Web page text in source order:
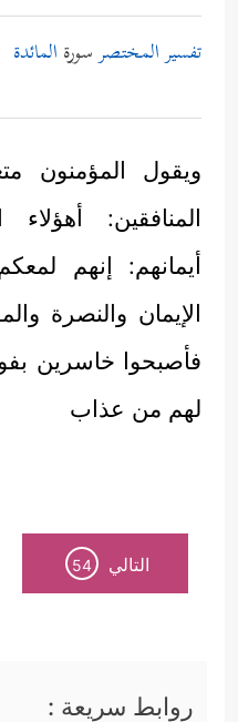
تفسير المختصرسورة المائدة
ويقول المؤمنون
المنافقين:
أيمانهم: إنهم
الإيمان والنصرة
فأصبحوا خاسرين
لهم من عذاب
التالي 54
روابط سريعة :